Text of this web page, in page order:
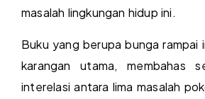
masalah lingkungan hidup ini.
Buku yang berupa bunga rampai
karangan utama, membahas
interelasi antara lima masalah